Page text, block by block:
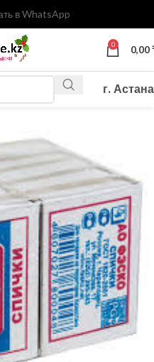
в WhatsApp
0 0,00
г. Астана